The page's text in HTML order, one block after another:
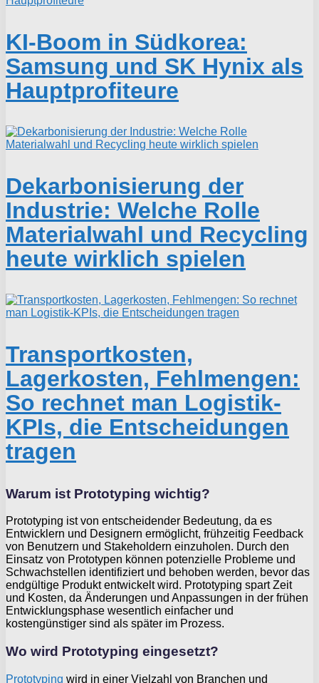
KI-Boom in Südkorea:
Samsung und SK Hynix als
Hauptprofiteure
Dekarbonisierung der
Industrie: Welche Rolle
Materialwahl und Recycling
heute wirklich spielen
Transportkosten,
Lagerkosten, Fehlmengen:
So rechnet man Logistik-
KPIs, die Entscheidungen
tragen
Warum ist Prototyping wichtig?
Prototyping ist von entscheidender Bedeutung, da es
Entwicklern und Designern ermöglicht, frühzeitig Feedback
von Benutzern und Stakeholdern einzuholen. Durch den
Einsatz von Prototypen können potenzielle Probleme und
Schwachstellen identifiziert und behoben werden, bevor das
endgültige Produkt entwickelt wird. Prototyping spart Zeit
und Kosten, da Änderungen und Anpassungen in der frühen
Entwicklungsphase wesentlich einfacher und
kostengünstiger sind als später im Prozess.
Wo wird Prototyping eingesetzt?
Prototyping wird in einer Vielzahl von Branchen und